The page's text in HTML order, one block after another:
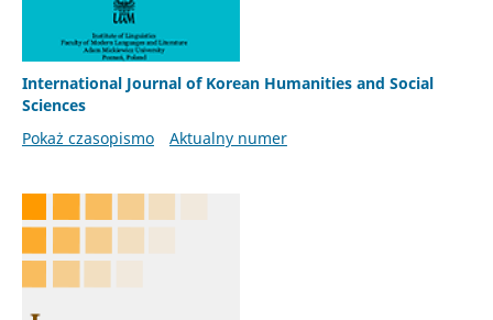
International Journal of Korean Humanities and Social
Sciences
Pokaż czasopismo
Aktualny numer